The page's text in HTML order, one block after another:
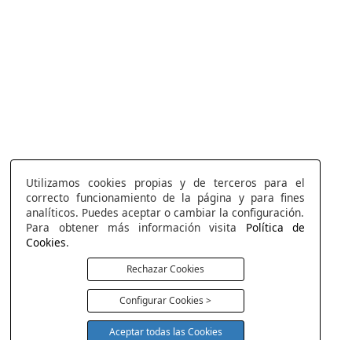
Utilizamos cookies propias y de terceros para el
correcto funcionamiento de la página y para fines
analíticos. Puedes aceptar o cambiar la configuración.
Para obtener más información visita Política de
Cookies.
Rechazar Cookies
Configurar Cookies >
Aceptar todas las Cookies